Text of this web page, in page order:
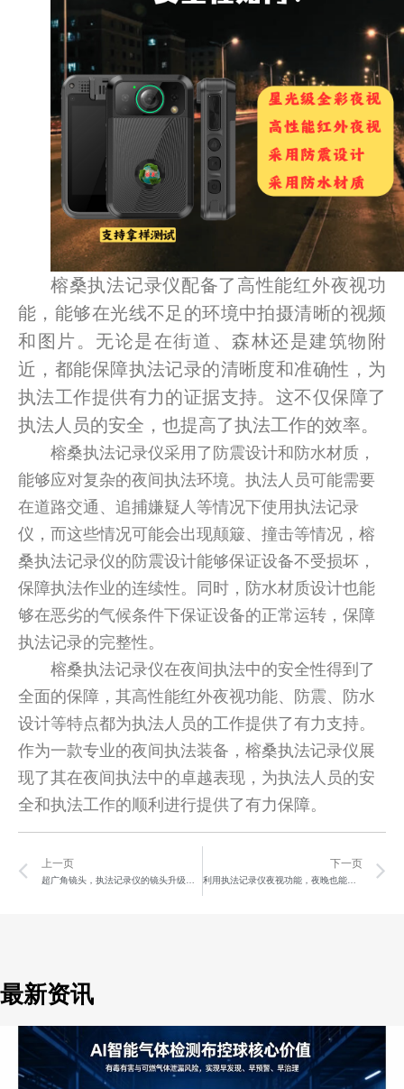
榕桑执法记录仪配备了高性能红外夜视功
能，能够在光线不足的环境中拍摄清晰的视频
和图片。无论是在街道、森林还是建筑物附
近，都能保障执法记录的清晰度和准确性，为
执法工作提供有力的证据支持。这不仅保障了
执法人员的安全，也提高了执法工作的效率。
榕桑执法记录仪采用了防震设计和防水材质，
能够应对复杂的夜间执法环境。执法人员可能需要
在道路交通、追捕嫌疑人等情况下使用执法记录
仪，而这些情况可能会出现颠簸、撞击等情况，榕
桑执法记录仪的防震设计能够保证设备不受损坏，
保障执法作业的连续性。同时，防水材质设计也能
够在恶劣的气候条件下保证设备的正常运转，保障
执法记录的完整性。
榕桑执法记录仪在夜间执法中的安全性得到了
全面的保障，其高性能红外夜视功能、防震、防水
设计等特点都为执法人员的工作提供了有力支持。
作为一款专业的夜间执法装备，榕桑执法记录仪展
现了其在夜间执法中的卓越表现，为执法人员的安
全和执法工作的顺利进行提供了有力保障。
Prev
上一页
超广角镜头，执法记录仪的镜头升级之路
下一页
利用执法记录仪夜视功能，夜晚也能看得一清二楚！
最新资讯